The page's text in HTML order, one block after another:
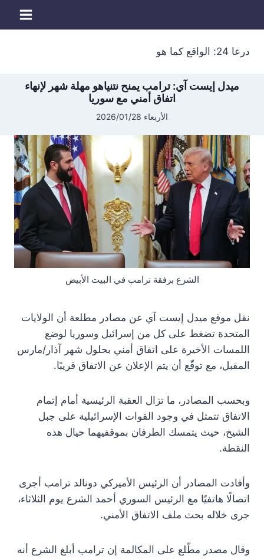
درعا 24: الواقع كما هو
ميدل إيست آي: ترامب يمنح نتنياهو مهلة شهر لإنهاء
اتفاق أمني مع سوريا
الأربعاء 2026/01/28
الشرع برفقة ترامب في البيت الأبيض
نقل موقع ميدل إيست آي عن مصادر مطلعة أن الولايات
المتحدة تضغط على كل من إسرائيل وسوريا لوضع
اللمسات الأخيرة على اتفاق أمني بحلول شهر آذار/مارس
المقبل، مع توقّع أن يتم الإعلان عن الاتفاق قريبًا.
وبحسب المصادر، ما تزال العقبة الرئيسية أمام إتمام
الاتفاق تتمثل في وجود القوات الإسرائيلية على جبل
الشيخ، حيث يتمسك الطرفان بموقفيهما حيال هذه
النقطة.
وأفادت المصادر أن الرئيس الأميركي دونالد ترامب أجرى
اتصالًا هاتفيًا مع الرئيس السوري أحمد الشرع يوم الثلاثاء،
جرى خلاله بحث ملف الاتفاق الأمني.
وقال مصدر مطّلع على المكالمة إن ترامب أبلغ الشرع أنه